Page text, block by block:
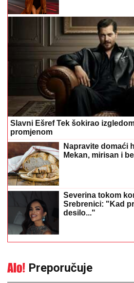
Slavni Ešref Tek šokirao
promjenom
Napravite domaći
Mekan, mirisan i
Severina tokom
Srebrenici: "Kad
desilo..."
Preporučuje